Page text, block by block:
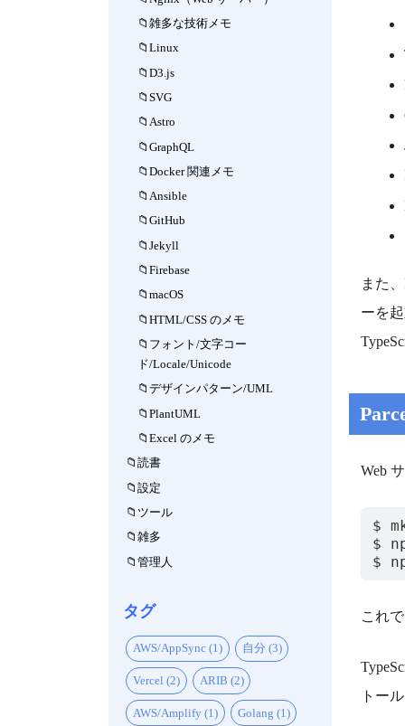
雑多な技術メモ
Linux
D3.js
SVG
Astro
GraphQL
Docker 関連メモ
Ansible
GitHub
Jekyll
Firebase
macOS
HTML/CSS のメモ
フォント/文字コー
ド/Locale/Unicode
デザインパターン/UML
PlantUML
Excel のメモ
読書
設定
ツール
雑多
管理人
タグ
AWS/AppSync (1) 自分 (3)
Vercel (2) ARIB (2)
AWS/Amplify (1) Golang (1)
また
ーを
Web
$
これ
トー